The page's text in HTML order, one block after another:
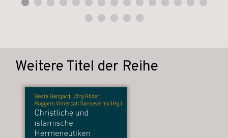
Weitere Titel der Reihe